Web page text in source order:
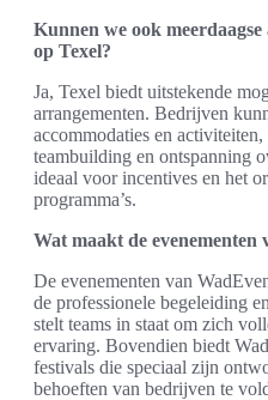
Kunnen we ook
op Texel?
Ja, Texel biedt uitstekende
arrangementen. Bedrijven
accommodaties en
teambuilding en ontspanning
ideaal voor incentives en het
programma’s.
Wat maakt de evenementen
De evenementen van
de professionele begeleiding
stelt teams in staat om zich
ervaring. Bovendien biedt
festivals die speciaal zijn
behoeften van bedrijven te